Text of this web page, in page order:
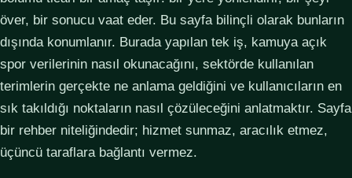
över, bir sonucu vaat eder. Bu sayfa bilinçli olarak bunların
dışında konumlanır. Burada yapılan tek iş, kamuya açık
spor verilerinin nasıl okunacağını, sektörde kullanılan
terimlerin gerçekte ne anlama geldiğini ve kullanıcıların en
sık takıldığı noktaların nasıl çözüleceğini anlatmaktır. Sayfa
bir rehber niteliğindedir; hizmet sunmaz, aracılık etmez,
üçüncü taraflara bağlantı vermez.